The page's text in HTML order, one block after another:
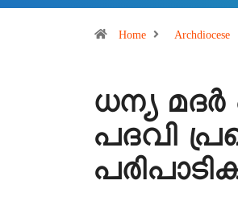
Home Archdiocese
ധന്യ മദർ
പദവി